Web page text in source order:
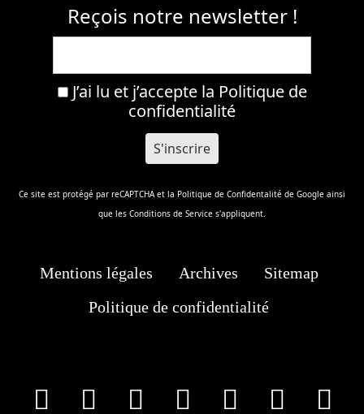
Reçois notre newsletter !
J’ai lu et j’accepte la Politique de
confidentialité
Ce site est protégé par reCAPTCHA et la Politique de Confidentalité de Google ainsi
que les Conditions de Service s'appliquent.
Mentions légales Archives
Sitemap
Politique de confidentialité
facebookInstagram
Youtube
Tik Tok